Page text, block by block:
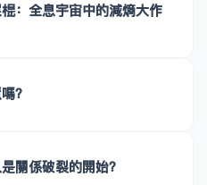
：全息宇宙中的減熵大作
？
關係破裂的開始？